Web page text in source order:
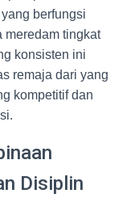
berfungsi
meredam tingkat
konsisten ini
remaja dari yang
kompetitif dan
Disiplin